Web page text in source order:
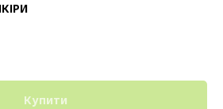
Купити